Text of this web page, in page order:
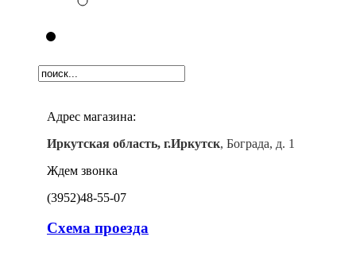
Адрес магазина:
Иркутская область, г.Иркутск, Бограда, д. 1
Ждем звонка
(3952)48-55-07
Схема проезда